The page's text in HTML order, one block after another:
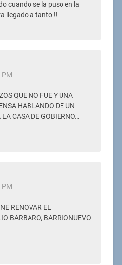
cuando se la puso en la
llegado a tanto !!
PM
QUE NO FUE Y UNA
HABLANDO DE UN
CASA DE GOBIERNO…
PM
RENOVAR EL
BARBARO, BARRIONUEVO